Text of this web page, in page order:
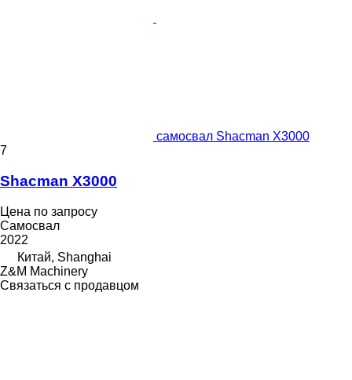
самосвал Shacman X3000
7
Shacman X3000
Цена по запросу
Самосвал
2022
Китай, Shanghai
Z&M Machinery
Связаться с продавцом